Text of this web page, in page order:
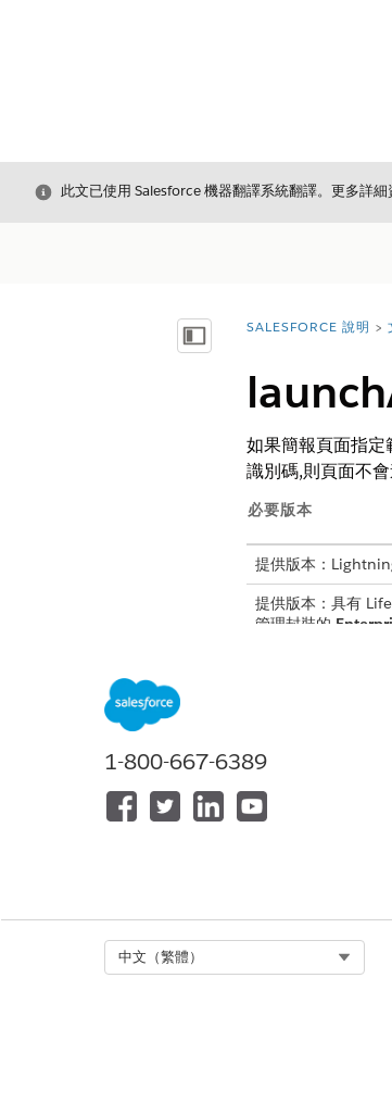
結束
此文已使用 Salesforce 機器翻譯系統翻譯。更多詳
顯示目錄 您位於此處：
SALESFORCE 說明
如果簡報頁面指
識別碼,則頁面不會
必要版本
提供版本：
提供版本：具有
管理封裝的
此文章是否解決您的
請讓我們知道，以便
1-800-667-6389
中文（繁體）